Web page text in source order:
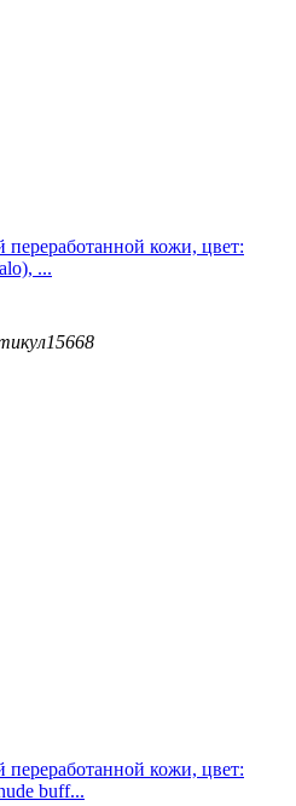
переработанной кожи, цвет:
...
15668
переработанной кожи, цвет:
buff...